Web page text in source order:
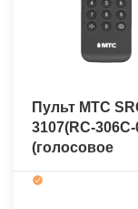
Пульт МТС
3107(RC-306C-
(голосовое
управление)